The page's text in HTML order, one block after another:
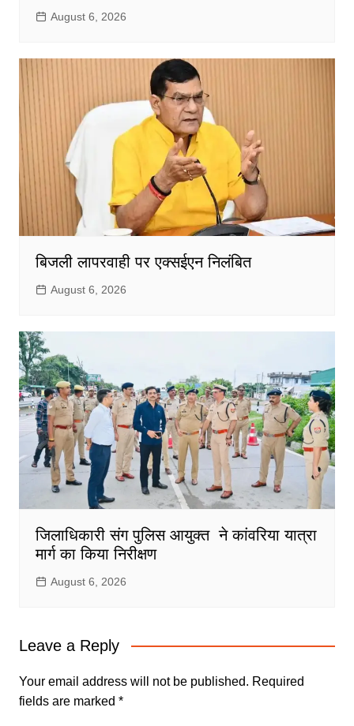
August 6, 2026
बिजली लापरवाही पर एक्सईएन निलंबित
August 6, 2026
जिलाधिकारी संग पुलिस आयुक्त ने कांवरिया यात्रा
मार्ग का किया निरीक्षण
August 6, 2026
Leave a Reply
Your email address will not be published. Required
fields are marked *